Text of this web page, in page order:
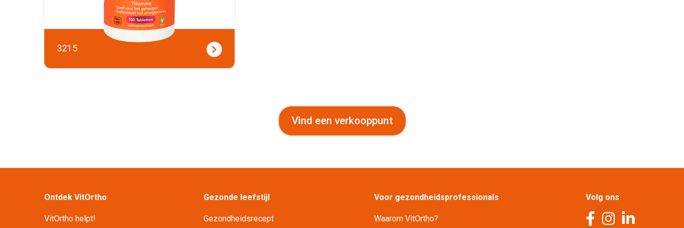
3215
Vind een verkooppunt
Ontdek VitOrtho
VitOrtho helpt!
Gezonde leefstijl
Gezondheidsrecept
Voor gezondheidsprofessionals
Waarom VitOrtho?
Volg ons